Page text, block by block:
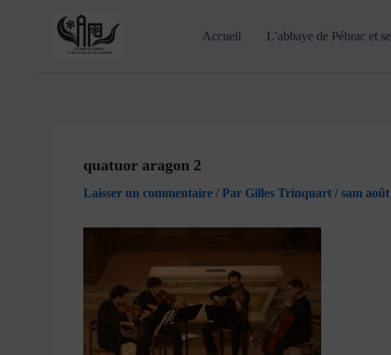
Accueil L’abbaye de Pébrac et
quatuor aragon 2
Laisser un commentaire / Par Gilles Trinquart /sam